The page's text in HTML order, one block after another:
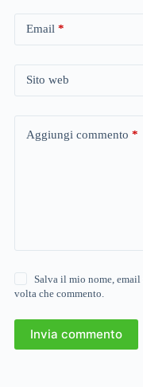
Email*
Sito web
Aggiungi commento *
Salva il mio nome, email
volta che commento.
Invia commento